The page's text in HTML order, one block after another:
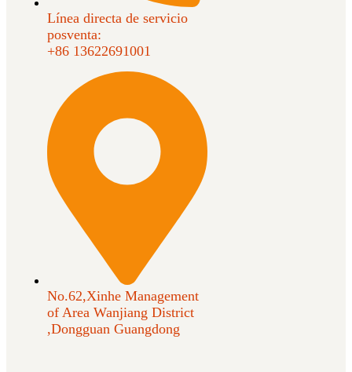
Línea directa de servicio
posventa:
+86 13622691001
No.62,Xinhe Management
of Area Wanjiang District
,Dongguan Guangdong